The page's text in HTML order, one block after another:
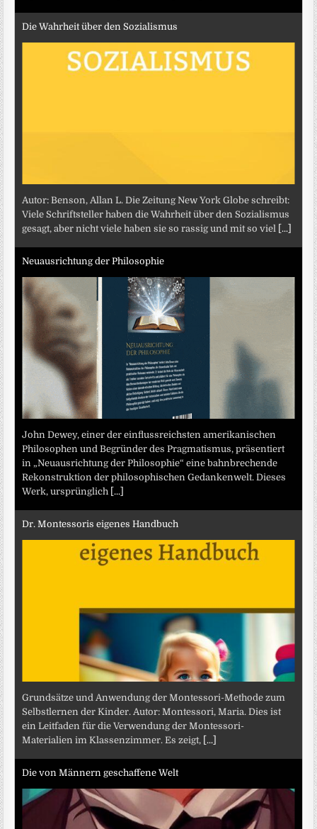
Die Wahrheit über den Sozialismus
Autor: Benson, Allan L. Die Zeitung New York Globe schreibt:
Viele Schriftsteller haben die Wahrheit über den Sozialismus
gesagt, aber nicht viele haben sie so rassig und mit so viel [...]
Neuausrichtung der Philosophie
John Dewey, einer der einflussreichsten amerikanischen
Philosophen und Begründer des Pragmatismus, präsentiert
in „Neuausrichtung der Philosophie“ eine bahnbrechende
Rekonstruktion der philosophischen Gedankenwelt. Dieses
Werk, ursprünglich [...]
Dr. Montessoris eigenes Handbuch
Grundsätze und Anwendung der Montessori-Methode zum
Selbstlernen der Kinder. Autor: Montessori, Maria. Dies ist
ein Leitfaden für die Verwendung der Montessori-
Materialien im Klassenzimmer. Es zeigt, [...]
Die von Männern geschaffene Welt